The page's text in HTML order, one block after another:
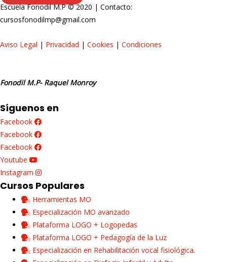
Escuela Fonodil M.P © 2020 | Contacto:
cursosfonodilmp@gmail.com
Aviso Legal | Privacidad | Cookies | Condiciones
Fonodil M.P- Raquel Monroy
Síguenos en
Facebook
Facebook
Facebook
Youtube
Instagram
Cursos Populares
Herramientas MO
Especialización MO avanzado
Plataforma LOGO + Logopedas
Plataforma LOGO + Pedagogía de la Luz
Especialización en Rehabilitación vocal fisiológica.